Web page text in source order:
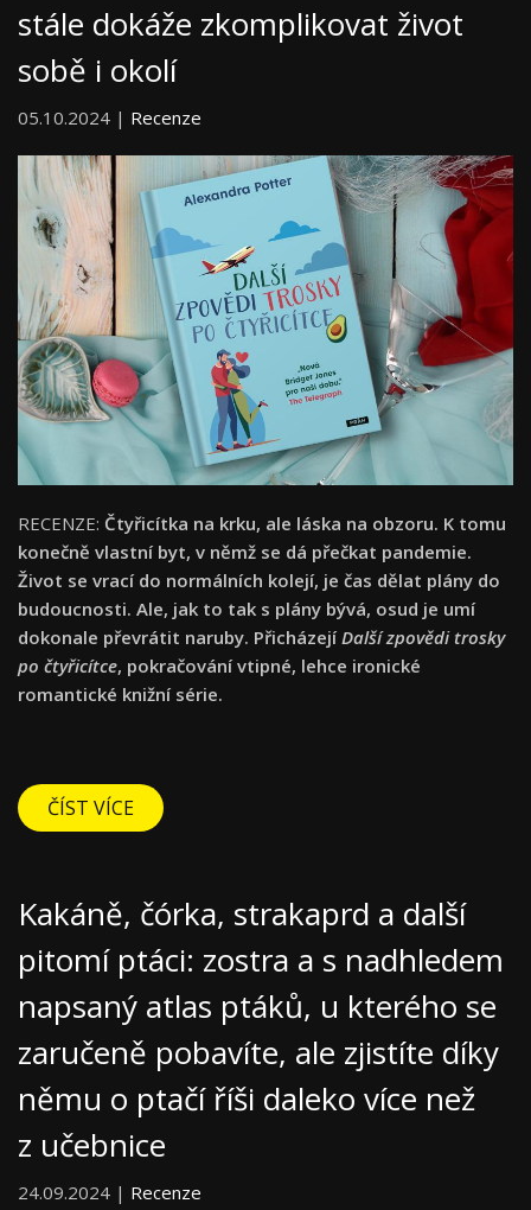
stále dokáže zkomplikovat život
sobě i okolí
05.10.2024 | Recenze
RECENZE: Čtyřicítka na krku, ale láska na obzoru. K tomu
konečně vlastní byt, v němž se dá přečkat pandemie.
Život se vrací do normálních kolejí, je čas dělat plány do
budoucnosti. Ale, jak to tak s plány bývá, osud je umí
dokonale převrátit naruby. Přicházejí Další zpovědi trosky
po čtyřicítce, pokračování vtipné, lehce ironické
romantické knižní série.
ČÍST VÍCE
Kakáně, čórka, strakaprd a další
pitomí ptáci: zostra a s nadhledem
napsaný atlas ptáků, u kterého se
zaručeně pobavíte, ale zjistíte díky
němu o ptačí říši daleko více než
z učebnice
24.09.2024 | Recenze